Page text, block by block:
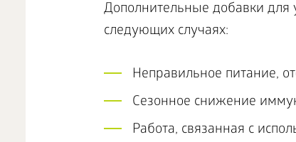
Дополнительные добавки для
следующих случаях:
Неправильное питание,
Сезонное снижение
Работа, связанная с